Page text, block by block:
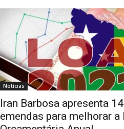
Notícias
Iran Barbosa apresenta 14
emendas para melhorar a